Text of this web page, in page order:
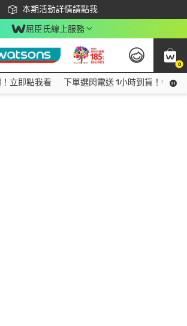
本期活動詳情請點我
下載app最高回饋$350
屈臣氏線上服務
0
即點我看
立即點我看 下單選閃電送 1小時到貨！領神